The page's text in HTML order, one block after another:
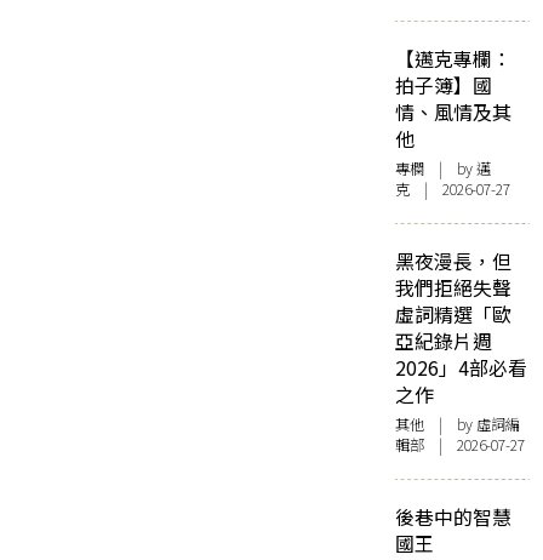
【邁克專欄：
拍子簿】國
情、風情及其
他
專欄 | by邁
克 | 2026-07-27
黑夜漫長，但
我們拒絕失聲
虛詞精選「歐
亞紀錄片週
2026」4部必看
之作
其他 | by 虛詞編
輯部 | 2026-07-27
後巷中的智慧
國王